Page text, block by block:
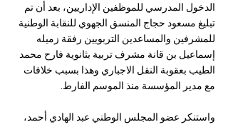
الدخول المدرسي للموظفين الإداريين، بعد أن تم
تبليغ مسعود حجاج المنسق الجهوي للنقابة الوطنية
للمشرفين والمساعدين التربويين رفقة زميله
إسماعيل بن قانة مشرف تربية بثانوية فارح محمد
الطيب بعقوبة النقل الاجباري وهذا بسبب خلافات
مع مدير المؤسسة منذ الموسم الفارط.
واستنكر عضو المجلس الوطني عبد الهادي أحمد،